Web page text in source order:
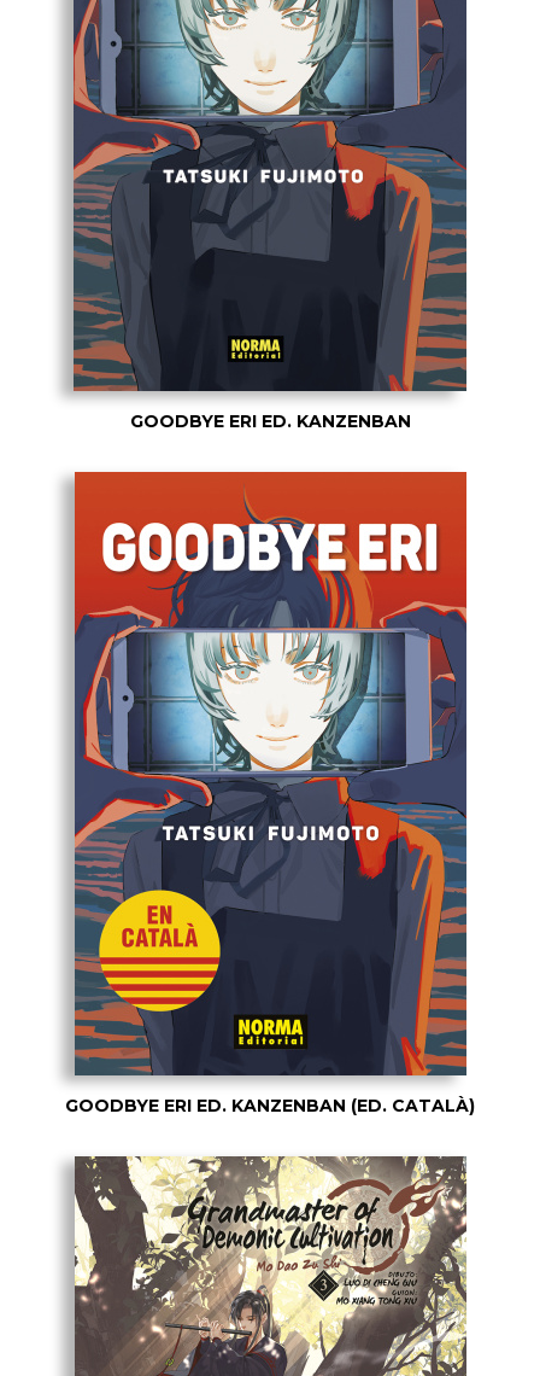
GOODBYE ERI ED. KANZENBAN
GOODBYE ERI ED. KANZENBAN (ED. CATALÀ)